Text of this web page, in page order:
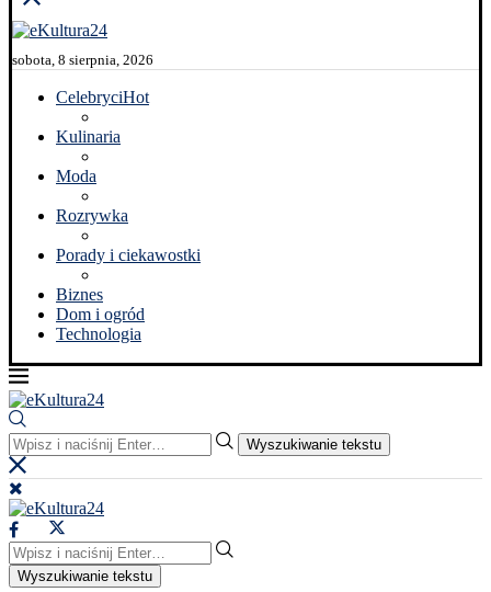
sobota, 8 sierpnia, 2026
CelebryciHot
Kulinaria
Moda
Rozrywka
Porady i ciekawostki
Biznes
Dom i ogród
Technologia
Wyszukiwanie tekstu
Wyszukiwanie tekstu